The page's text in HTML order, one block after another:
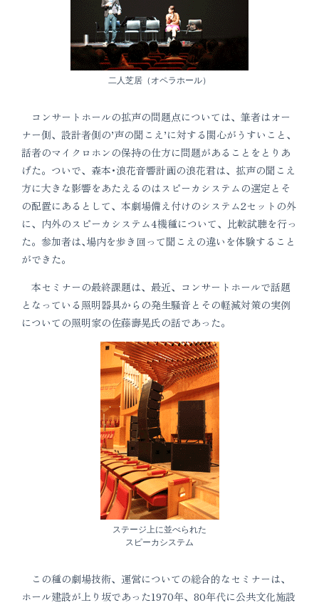
二人芝居（オペラホール）
コンサートホールの拡声の問題点については、筆者はオー
ナー側、設計者側の’声の聞こえ’に対する関心がうすいこと、
話者のマイクロホンの保持の仕方に問題があることをとりあ
げた。ついで、森本･浪花音響計画の浪花君は、拡声の聞こえ
方に大きな影響をあたえるのはスピーカシステムの選定とそ
の配置にあるとして、本劇場備え付けのシステム2セットの外
に、内外のスピーカシステム4機種について、比較試聴を行っ
た。参加者は､場内を歩き回って聞こえの違いを体験すること
ができた。
本セミナーの最終課題は、最近、コンサートホールで話題
となっている照明器具からの発生騒音とその軽減対策の実例
についての照明家の佐藤壽晃氏の話であった。
ステージ上に並べられた
スピーカシステム
この種の劇場技術、運営についての総合的なセミナーは、
ホール建設が上り坂であった1970年、80年代に公共文化施設